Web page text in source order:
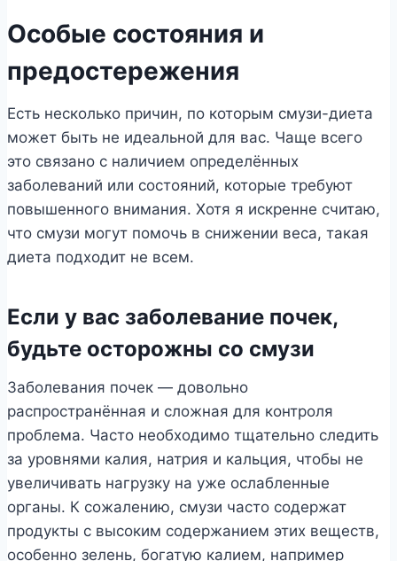
Особые состояния и
предостережения
Есть несколько причин, по которым смузи-диета
может быть не идеальной для вас. Чаще всего
это связано с наличием определённых
заболеваний или состояний, которые требуют
повышенного внимания. Хотя я искренне считаю,
что смузи могут помочь в снижении веса, такая
диета подходит не всем.
Если у вас заболевание почек,
будьте осторожны со смузи
Заболевания почек — довольно
распространённая и сложная для контроля
проблема. Часто необходимо тщательно следить
за уровнями калия, натрия и кальция, чтобы не
увеличивать нагрузку на уже ослабленные
органы. К сожалению, смузи часто содержат
продукты с высоким содержанием этих веществ,
особенно зелень, богатую калием, например